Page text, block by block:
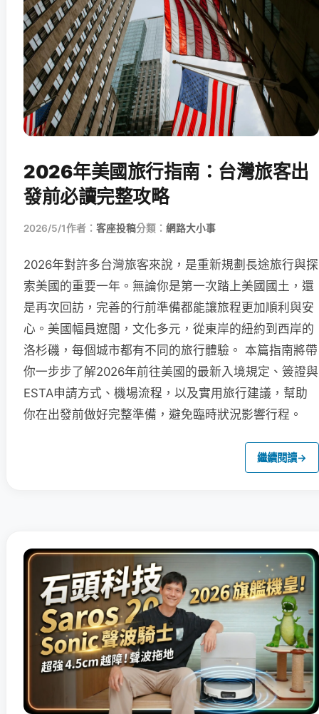
2026年美國旅行指南：台灣旅客出
發前必讀完整攻略
2026/5/1作者： 客座投稿分類： 網路大小事
2026年對許多台灣旅客來說，是重新規劃長途旅行與探
索美國的重要一年。無論你是第一次踏上美國國土，還
是再次回訪，完善的行前準備都能讓旅程更加順利與安
心。美國幅員遼闊，文化多元，從東岸的紐約到西岸的
洛杉磯，每個城市都有不同的旅行體驗。 本篇指南將帶
你一步步了解2026年前往美國的最新入境規定、簽證與
ESTA申請方式、機場流程，以及實用旅行建議，幫助
你在出發前做好完整準備，避免臨時狀況影響行程。
繼續閱讀→